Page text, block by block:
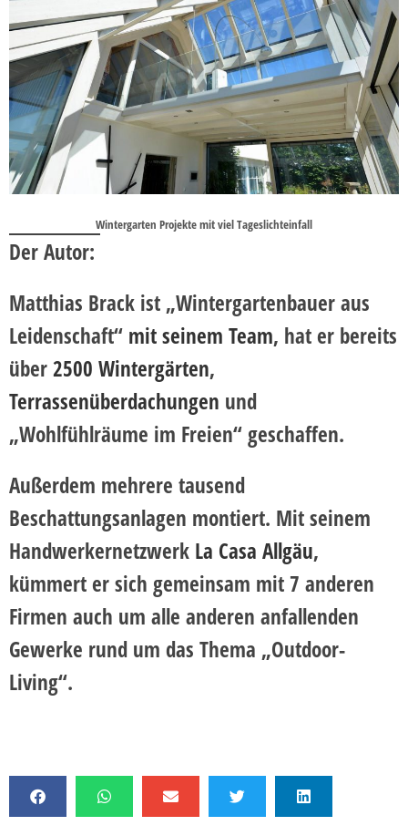
Wintergarten Projekte mit viel Tageslichteinfall
Der Autor:
Matthias Brack ist „Wintergartenbauer aus
Leidenschaft“ mit seinem Team, hat er bereits
über2500 Wintergärten,
Terrassenüberdachungen und
„Wohlfühlräume im Freien“ geschaffen.
Außerdem mehrere tausend
Beschattungsanlagen montiert. Mit seinem
Handwerkernetzwerk La Casa Allgäu,
kümmert er sich gemeinsam mit 7 anderen
Firmen auch um alle anderen anfallenden
Gewerke rund um das Thema „Outdoor-
Living“.